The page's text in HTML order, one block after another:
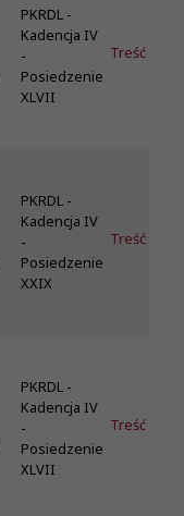
PKRDL -
Kadencja IV
-
Posiedzenie
XLVII
Treść
PKRDL -
Kadencja IV
-
Posiedzenie
XXIX
Treść
PKRDL -
Kadencja IV
-
Posiedzenie
XLVII
Treść